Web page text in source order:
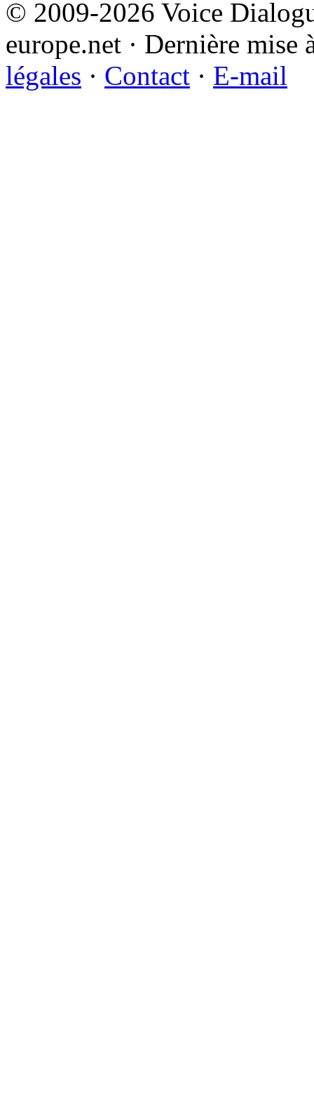
© 2009-2026 Voice
europe.net · Dernière
légales · Contact · E-mail